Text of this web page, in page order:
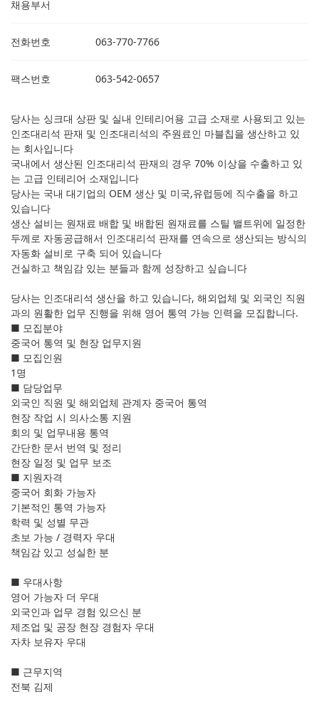
채용부서
전화번호 063-770-7766
팩스번호 063-542-0657
당사는 싱크대 상판 및 실내 인테리어용 고급 소재로 사용되고 있는
인조대리석 판재 및 인조대리석의 주원료인 마블칩을 생산하고 있
는 회사입니다
국내에서 생산된 인조대리석 판재의 경우 70% 이상을 수출하고 있
는 고급 인테리어 소재입니다
당사는 국내 대기업의 OEM 생산 및 미국,유럽등에 직수출을 하고
있습니다
생산 설비는 원재료 배합 및 배합된 원재료를 스틸 밸트위에 일정한
두께로 자동공급해서 인조대리석 판재를 연속으로 생산되는 방식의
자동화 설비로 구축 되어 있습니다
건실하고 책임감 있는 분들과 함께 성장하고 싶습니다
당사는 인조대리석 생산을 하고 있습니다, 해외업체 및 외국인 직원
과의 원활한 업무 진행을 위해 영어 통역 가능 인력을 모집합니다.
■ 모집분야
중국어 통역 및 현장 업무지원
■ 모집인원
1명
■ 담당업무
외국인 직원 및 해외업체 관계자 중국어 통역
현장 작업 시 의사소통 지원
회의 및 업무내용 통역
간단한 문서 번역 및 정리
현장 일정 및 업무 보조
■ 지원자격
중국어 회화 가능자
기본적인 통역 가능자
학력 및 성별 무관
초보 가능 / 경력자 우대
책임감 있고 성실한 분
■ 우대사항
영어 가능자 더 우대
외국인과 업무 경험 있으신 분
제조업 및 공장 현장 경험자 우대
자차 보유자 우대
■ 근무지역
전북 김제